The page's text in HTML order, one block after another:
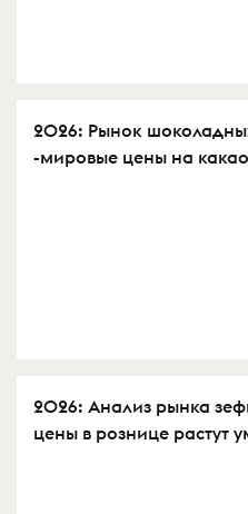
2026: Рынок
-мировые цены на
2026: Анализ рынка
цены в рознице растут